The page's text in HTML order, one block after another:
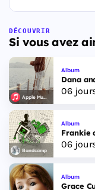
DÉCOUVRIR
Si vous avez
Apple Music
Album
Dana
06
Bandcamp
Album
Frankie
06
Album
Grace